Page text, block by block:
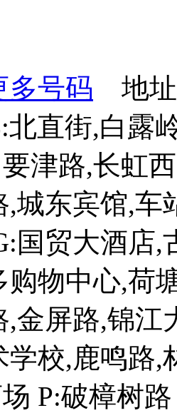
多号码 地址
直街,白露
津路,长虹
,城东宾馆,车
国贸大酒店
购物中心,荷
,金屏路,锦
学校,鹿鸣路,
P:破樟树